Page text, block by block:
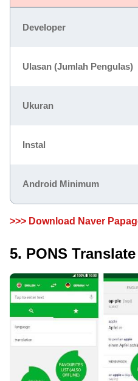
Developer
Ulasan (Jumlah Pengulas)
Ukuran
Instal
Android Minimum
>>> Download Naver
5. PONS Translate